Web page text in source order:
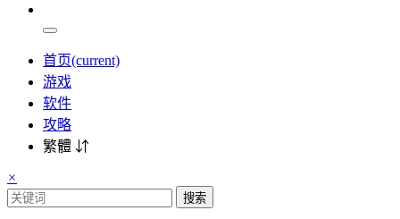
首页(current)
游戏
软件
攻略
繁體 ⇵
×
搜索